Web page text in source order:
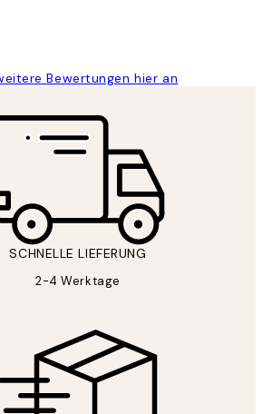
Bewertungen hier an
SCHNELLE LIEFERUNG
2-4 Werktage